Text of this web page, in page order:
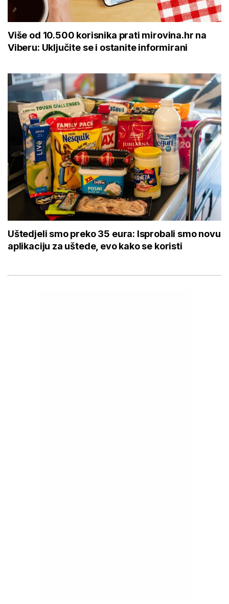
Više od 10.500 korisnika prati mirovina.hr na
Viberu: Uključite se i ostanite informirani
Uštedjeli smo preko 35 eura: Isprobali smo novu
aplikaciju za uštede, evo kako se koristi